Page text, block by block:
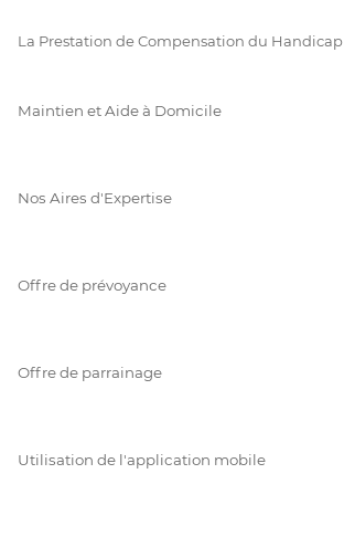
La Prestation de Compensation du Handicap
Maintien et Aide à Domicile
Nos Aires d'Expertise
Offre de prévoyance
Offre de parrainage
Utilisation de l'application mobile